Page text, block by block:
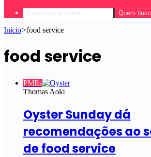
Quero
Início>food service
food service
PMEs
Thomas Aoki
Oyster Sunday dá
recomendações ao
de food service